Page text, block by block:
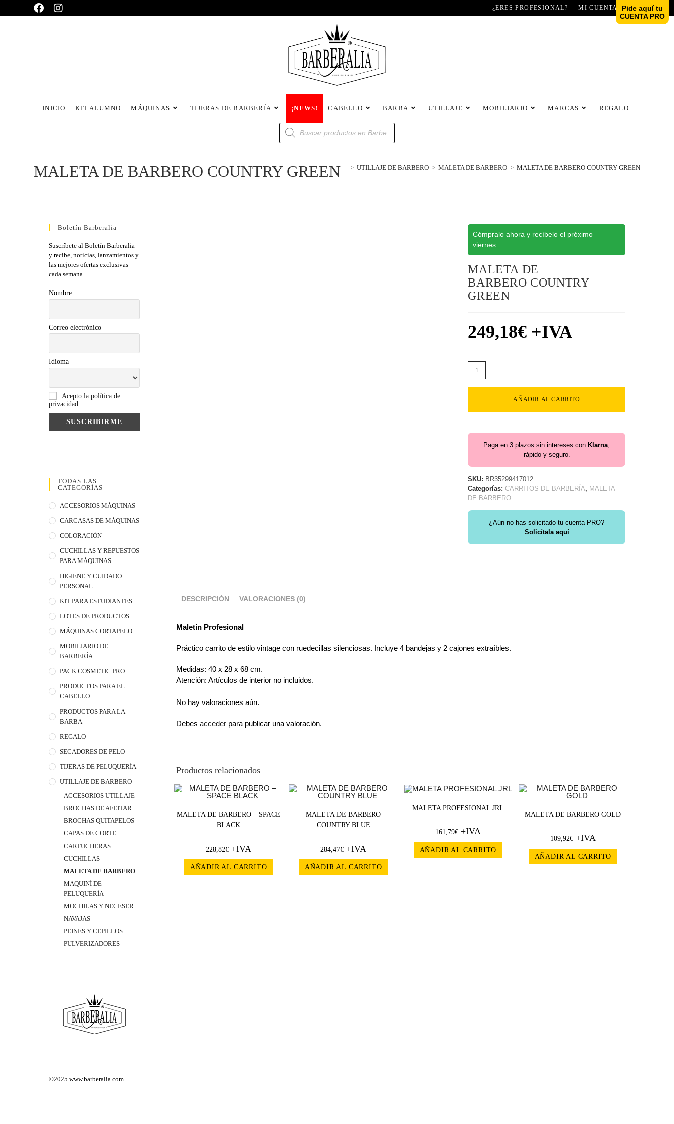
¿ERES PROFESIONAL? MI CUENTA
INICIO KIT ALUMNO MÁQUINAS TIJERAS DE BARBERÍA ¡NEWS! CABELLO BARBA UTILLAJE MOBILIARIO MARCAS REGALO
MALETA DE BARBERO COUNTRY GREEN > UTILLAJE DE BARBERO > MALETA DE BARBERO > MALETA DE BARBERO COUNTRY GREEN
Boletín Barberalia
Suscríbete al Boletín Barberalia
y recibe, noticias, lanzamientos y
las mejores ofertas exclusivas
cada semana
Nombre
Correo electrónico
Idioma
Acepto la política de
privacidad
TODAS LAS
CATEGORÍAS
ACCESORIOS MÁQUINAS
CARCASAS DE MÁQUINAS
COLORACIÓN
CUCHILLAS Y REPUESTOS
PARA MÁQUINAS
HIGIENE Y CUIDADO
PERSONAL
KIT PARA ESTUDIANTES
LOTES DE PRODUCTOS
MÁQUINAS CORTAPELO
MOBILIARIO DE
BARBERÍA
PACK COSMETIC PRO
PRODUCTOS PARA EL
CABELLO
PRODUCTOS PARA LA
BARBA
REGALO
SECADORES DE PELO
TIJERAS DE PELUQUERÍA
UTILLAJE DE BARBERO
ACCESORIOS UTILLAJE
BROCHAS DE AFEITAR
BROCHAS QUITAPELOS
CAPAS DE CORTE
CARTUCHERAS
CUCHILLAS
MALETA DE BARBERO
MAQUINÍ DE
PELUQUERÍA
MOCHILAS Y NECESER
NAVAJAS
PEINES Y CEPILLOS
PULVERIZADORES
©2025www.barberalia.com
Cómpralo ahora y recíbelo el próximo
viernes
MALETA DE
BARBERO COUNTRY
GREEN
249,18€ +IVA
AÑADIR AL CARRITO
Paga en 3 plazos sin intereses con Klarna,
rápido y seguro.
SKU: BR35299417012
Categorías:CARRITOS DE BARBERÍA, MALETA
DE BARBERO
¿Aún no has solicitado tu cuenta PRO?
Solicítala aquí
DESCRIPCIÓN VALORACIONES (0)
Maletín Profesional
Práctico carrito de estilo vintage con ruedecillas silenciosas. Incluye 4 bandejas y 2 cajones extraíbles.
Medidas: 40 x 28 x 68 cm.
Atención: Artículos de interior no incluidos.
No hay valoraciones aún.
Debesacceder para publicar una valoración.
Productos relacionados
MALETA DE BARBERO – SPACE
BLACK
228,82€ +IVA
AÑADIR AL CARRITO
MALETA DE BARBERO
COUNTRY BLUE
284,47€ +IVA
AÑADIR AL CARRITO
MALETA PROFESIONAL JRL
161,79€+IVA
AÑADIR AL CARRITO
MALETA DE BARBERO GOLD
109,92€+IVA
AÑADIR AL CARRITO
Pide aquí tu
CUENTA PRO